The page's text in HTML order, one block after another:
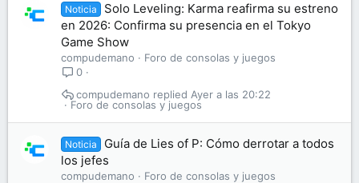
Noticia
Solo Leveling: Karma reafirma su estreno
en 2026: Confirma su presencia en el Tokyo
Game Show
compudemano
Foro de consolas y juegos
0
Foro de consolas y juegos
Ayer a las 20:22
compudemano
Noticia
Guía de Lies of P: Cómo derrotar a todos
los jefes
compudemano
Foro de consolas y juegos